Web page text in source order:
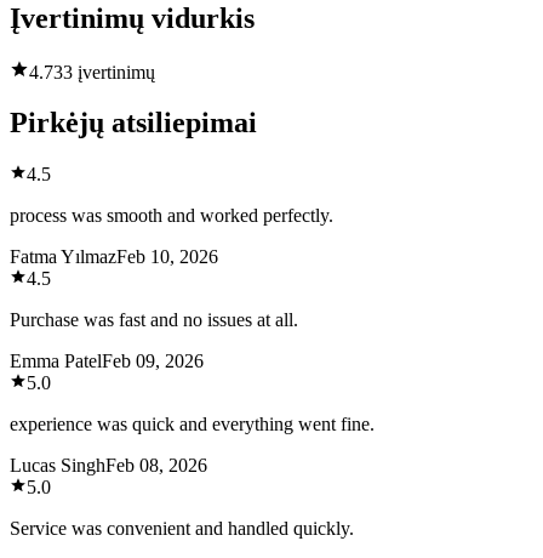
Įvertinimų vidurkis
4.733 įvertinimų
Pirkėjų atsiliepimai
4.5
process was smooth and worked perfectly.
Fatma YılmazFeb 10, 2026
4.5
Purchase was fast and no issues at all.
Emma PatelFeb 09, 2026
5.0
experience was quick and everything went fine.
Lucas SinghFeb 08, 2026
5.0
Service was convenient and handled quickly.